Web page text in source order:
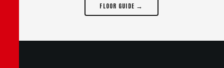
FLOOR GUIDE →